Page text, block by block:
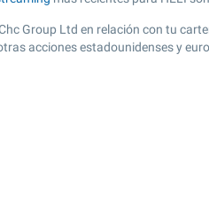
Group Ltd en relación con tu
acciones estadounidenses y